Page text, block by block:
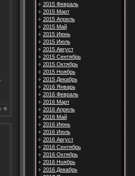
2015 Февраль
2015 Март
2015 Апрель
2015 Май
2015 Июнь
2015 Июль
2015 Август
2015 Сентябрь
2015 Октябрь
2015 Ноябрь
2015 Декабрь
2016 Январь
2016 Февраль
2016 Март
2016 Апрель
2016 Май
2016 Июнь
2016 Июль
2016 Август
2016 Сентябрь
2016 Октябрь
2016 Ноябрь
2016 Декабрь